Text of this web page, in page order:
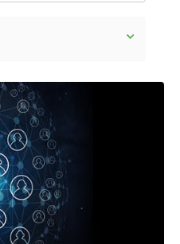
ソーシャル マーケ